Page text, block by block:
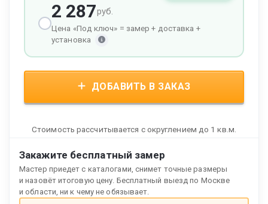
2 287руб.
Цена «Под ключ» = замер + доставка +
установка
ДОБАВИТЬ В ЗАКАЗ
Стоимость рассчитывается с округлением до 1 кв.м.
Закажите бесплатный замер
Мастер приедет с каталогами, снимет точные размеры
и назовёт итоговую цену. Бесплатный выезд по Москве
и области, ни к чему не обязывает.